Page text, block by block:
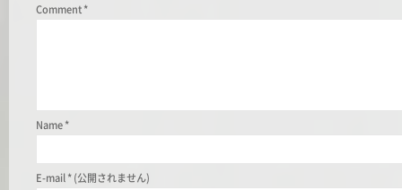
Comment*
Name*
E-mail*(公開されません)